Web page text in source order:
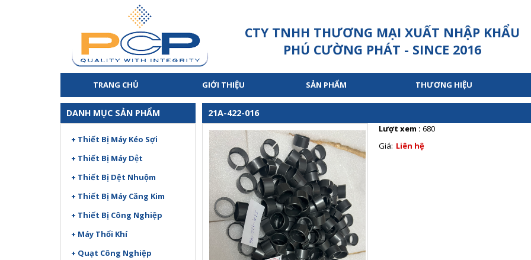
CTY TNHH THƯƠNG MẠI XUẤT NHẬP KHẨU
PHÚ CƯỜNG PHÁT - SINCE 2016
TRANG CHỦ GIỚI THIỆU SẢN PHẨM THƯƠNG HIỆU
DANH MỤC SẢN PHẨM
+ Thiết Bị Máy Kéo Sợi
+ Thiết Bị Máy Dệt
+ Thiết Bị Dệt Nhuộm
+ Thiết Bị Máy Căng Kim
+ Thiết Bị Công Nghiệp
+ Máy Thổi Khí
+ Quạt Công Nghiệp
21A-422-016
Lượt xem : 680
Giá: Liên hệ